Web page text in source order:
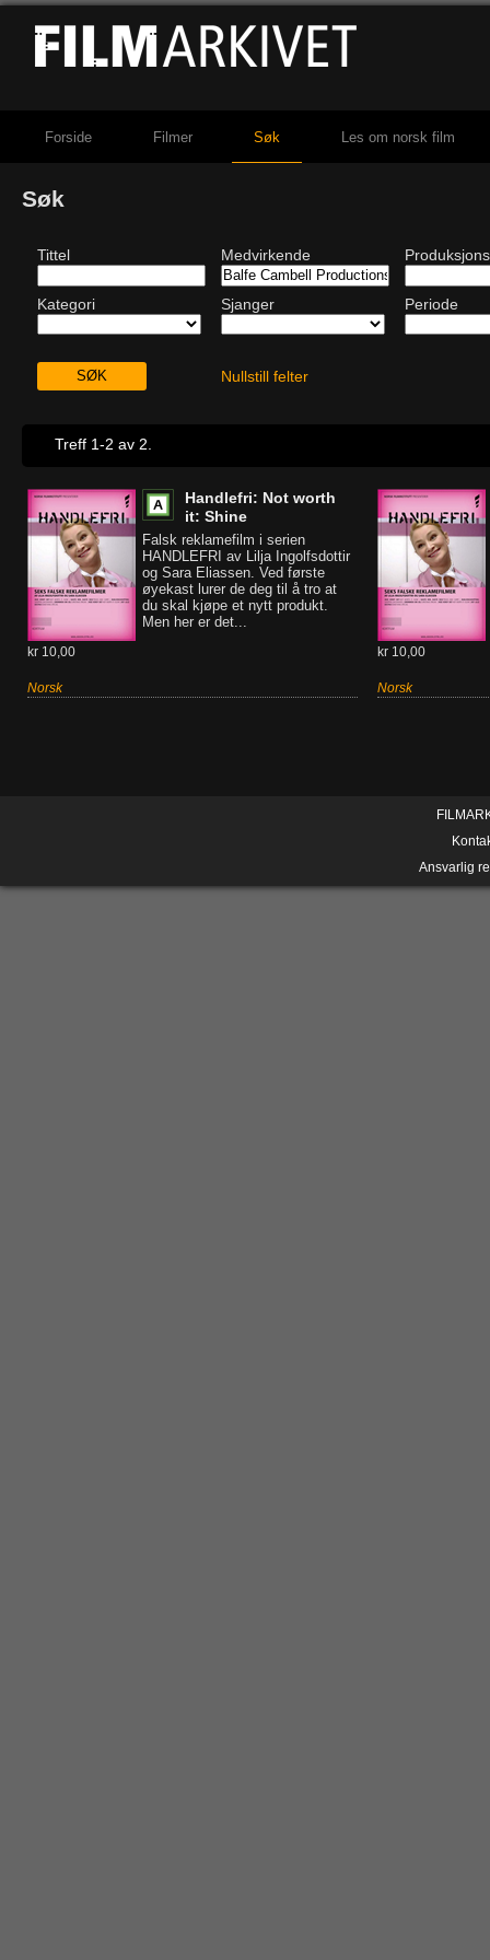
Forside Filmer Søk Les om norsk film
Søk
Tittel Medvirkende
Kategori Sjanger Periode
Nullstill felter
Treff 1-2 av 2.
Handlefri: Not worth
it: Shine
Falsk reklamefilm i serien
HANDLEFRI av Lilja Ingolfsdottir
og Sara Eliassen. Ved første
øyekast lurer de deg til å tro at
du skal kjøpe et nytt produkt.
Men her er det...
kr 10,00
Norsk
kr 10,00
Norsk
Ansvarlig